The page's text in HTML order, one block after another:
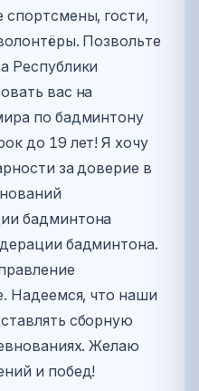
гости,
Позвольте
Республики
вас на
по бадминтону
до 19 лет! Я хочу
за доверие в
бадминтона
бадминтона.
Надеемся, что наши
сборную
Желаю
и побед!